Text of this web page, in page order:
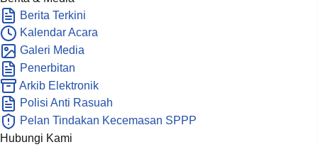
Berita Terkini
Kalendar Acara
Galeri Media
Penerbitan
Arkib Elektronik
Polisi Anti Rasuah
Pelan Tindakan Kecemasan SPPP
Hubungi Kami